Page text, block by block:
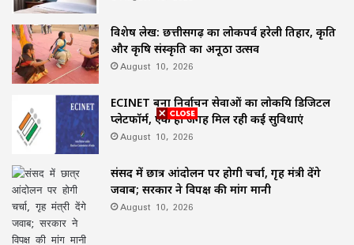
विशेष लेख: छत्तीसगढ़ का लोकपर्व हरेली तिहार, प्रकृति
और कृषि संस्कृति का अनूठा उत्सव
August 10, 2026
ECINET बना निर्वाचन सेवाओं का लोकप्रिय डिजिटल
प्लेटफॉर्म, एक ही जगह मिल रही कई सुविधाएं
August 10, 2026
संसद में छात्र आंदोलन पर होगी चर्चा, गृह मंत्री देंगे
जवाब; सरकार ने विपक्ष की मांग मानी
August 10, 2026